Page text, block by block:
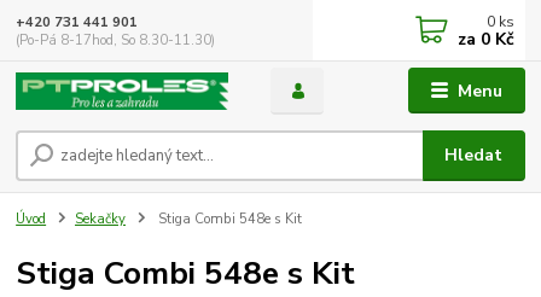
Menu
Hledat
+420 731 441 901
(Po-Pá 8-17hod, So 8.30-11.30)
0 ks
za 0 Kč
Úvod Sekačky Stiga Combi 548e s Kit
Stiga Combi 548e s Kit